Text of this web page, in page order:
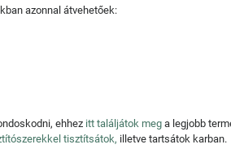
azonnal átvehetőek:
ehhez itt találjátok meg a legjobb
tisztítsátok, illetve tartsátok karban.